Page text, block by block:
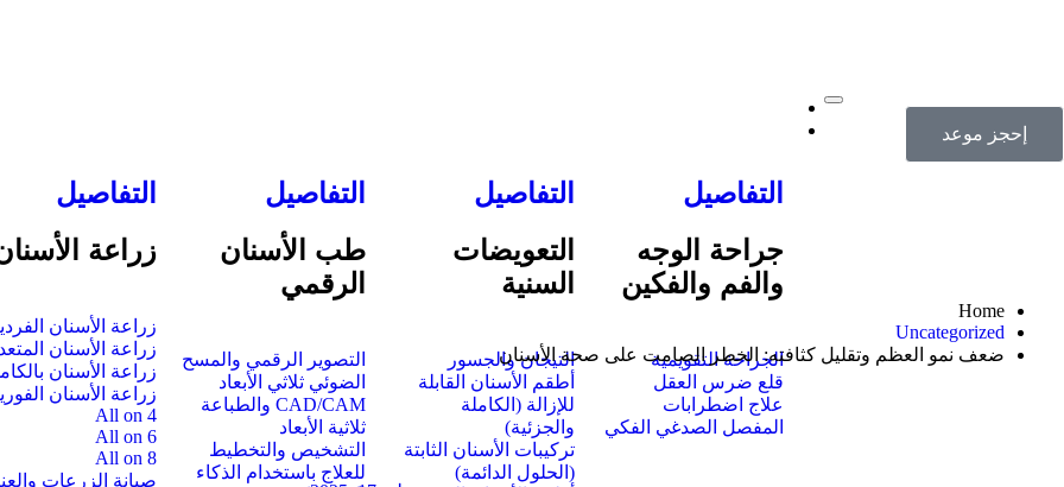
إحجز موعد
التفاصيل
جراحة الوجه
والفم والفكين
الجراحة التقويمية
قلع ضرس العقل
علاج اضطرابات
المفصل الصدغي الفكي
التفاصيل
التعويضات
السنية
التيجان والجسور
أطقم الأسنان القابلة
للإزالة (الكاملة
والجزئية)
تركيبات الأسنان الثابتة
(الحلول الدائمة)
التفاصيل
طب الأسنان
الرقمي
التصوير الرقمي والمسح
الضوئي ثلاثي الأبعاد
CAD/CAM والطباعة
ثلاثية الأبعاد
التشخيص والتخطيط
للعلاج باستخدام الذكاء
التفاصيل
زراعة
زراعة الأسنان
زراعة الأسنان
زراعة الأسنان
زراعة الأسنان
All on 4
All on 6
All on 8
صيانة الزرعات
Home
Uncategorized
ضعف نمو العظم وتقليل كثافته: الخطر الصامت على صحة الأسنان